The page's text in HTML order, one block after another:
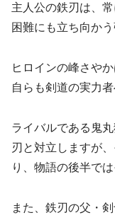
主人公の鉄刃は、
困難にも立ち向か
ヒロインの峰さや
自らも剣道の実力
ライバルである鬼
刃と対立しますが
り、物語の後半で
また、鉄刃の父・